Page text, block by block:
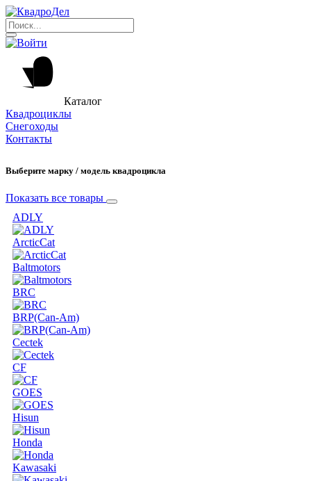
Каталог
Квадроциклы
Снегоходы
Контакты
Выберите марку / модель квадроцикла
Показать все товары
ADLY
ArcticCat
Baltmotors
BRC
BRP(Can-Am)
Cectek
CF
GOES
Hisun
Honda
Kawasaki